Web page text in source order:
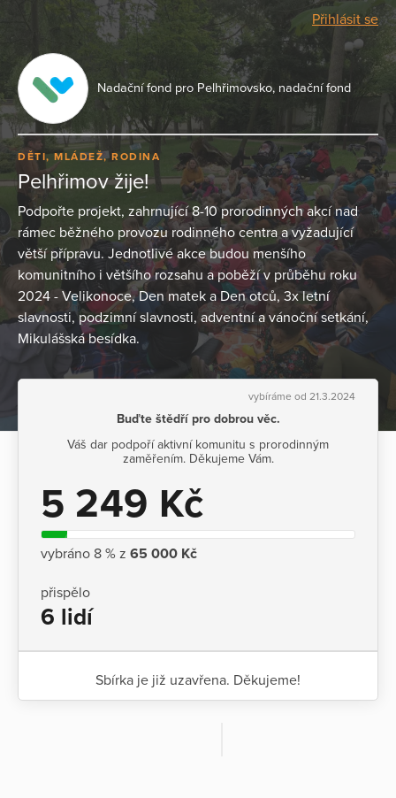
Přihlásit se
Nadační fond pro Pelhřimovsko, nadační fond
DĚTI, MLÁDEŽ, RODINA
Pelhřimov žije!
Podpořte projekt, zahrnující 8-10 prorodinných akcí nad
rámec běžného provozu rodinného centra a vyžadující
větší přípravu. Jednotlivé akce budou menšího
komunitního i většího rozsahu a poběží v průběhu roku
2024 - Velikonoce, Den matek a Den otců, 3x letní
slavnosti, podzimní slavnosti, adventní a vánoční setkání,
Mikulášská besídka.
vybíráme od 21.3.2024
Buďte štědří pro dobrou věc.
Váš dar podpoří aktivní komunitu s prorodinným
zaměřením. Děkujeme Vám.
5 249 Kč
vybráno 8 % z 65 000 Kč
přispělo
6 lidí
Sbírka je již uzavřena. Děkujeme!